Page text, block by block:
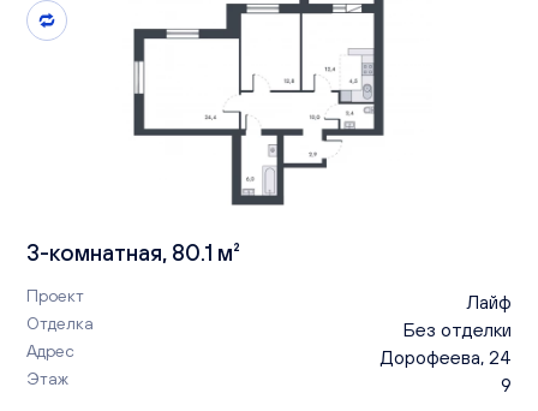
3-комнатная, 80.1 м²
Проект Лайф
Отделка Без отделки
Адрес Дорофеева, 24
Этаж 9